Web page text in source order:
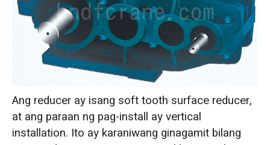
Ang reducer ay isang soft tooth surface reducer,
at ang paraan ng pag-install ay vertical
installation. Ito ay karaniwang ginagamit bilang